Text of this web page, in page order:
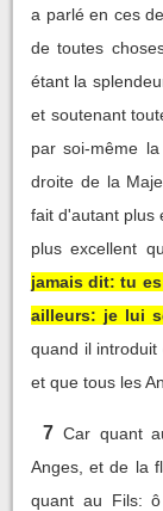
a parlé en ces
de toutes
étant la
et soutenant
par soi-même
droite de la
fait d'autant plus
plus excellent
jamais dit: tu
ailleurs: je lui
quand il
et que tous les
7 Car quant
Anges, et de la
quant au Fils: